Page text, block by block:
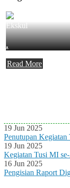
Ekskul
.
Read More
19 Jun 2025
Penutupan
19 Jun 2025
Kegiatan Tusi MI
16 Jun 2025
Pengisian Raport